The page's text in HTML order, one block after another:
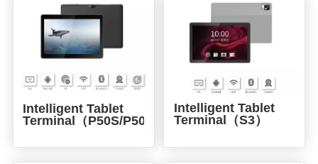
Intelligent Tablet
Terminal（P50S/P50T）
Intelligent Tablet
Terminal（S3）